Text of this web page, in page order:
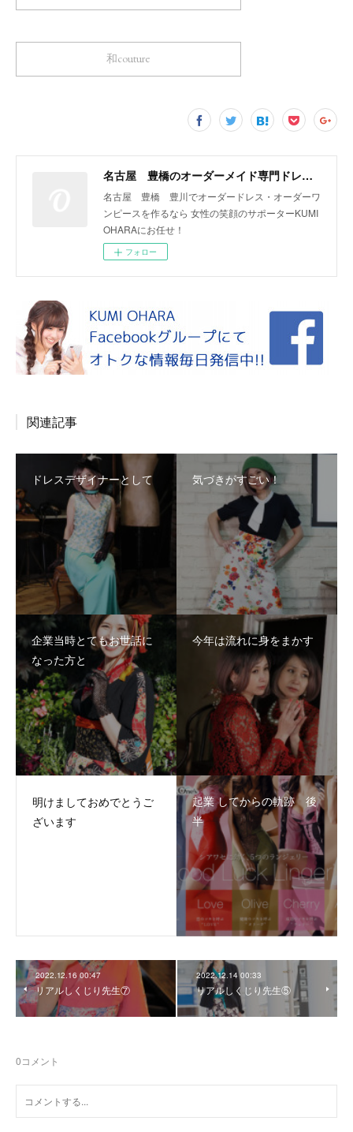
和couture
名古屋 豊橋のオーダーメイド専門ドレスデザイナー KUMI OHARA
名古屋 豊橋 豊川でオーダードレス・オーダーワ
ンピースを作るなら 女性の笑顔のサポーターKUMI
OHARAにお任せ！
フォロー
関連記事
ドレスデザイナーとして 気づきがすごい！
企業当時とてもお世話に
なった方と
今年は流れに身をまかす
明けましておめでとうご
ざいます
起業 してからの軌跡 後
半
2022.12.16 00:47
リアルしくじり先生⑦
2022.12.14 00:33
リアルしくじり先生⑤
0コメント